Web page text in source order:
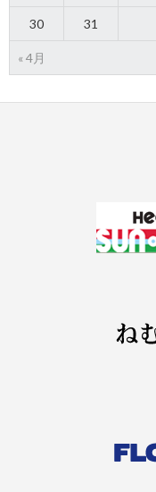
« 4月
30 31